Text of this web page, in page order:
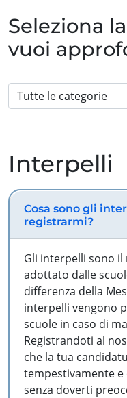
Seleziona
vuoi
Interpelli
Cosa sono gli
registrarmi?
Gli interpelli sono
adottato dalle
differenza della
interpelli vengono
scuole in caso di
Registrandoti al
che la tua
tempestivamente
senza doverti